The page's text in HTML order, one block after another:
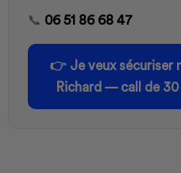
📞 06 51 86 68 47
👉 Je veux sécuriser
Richard — call de